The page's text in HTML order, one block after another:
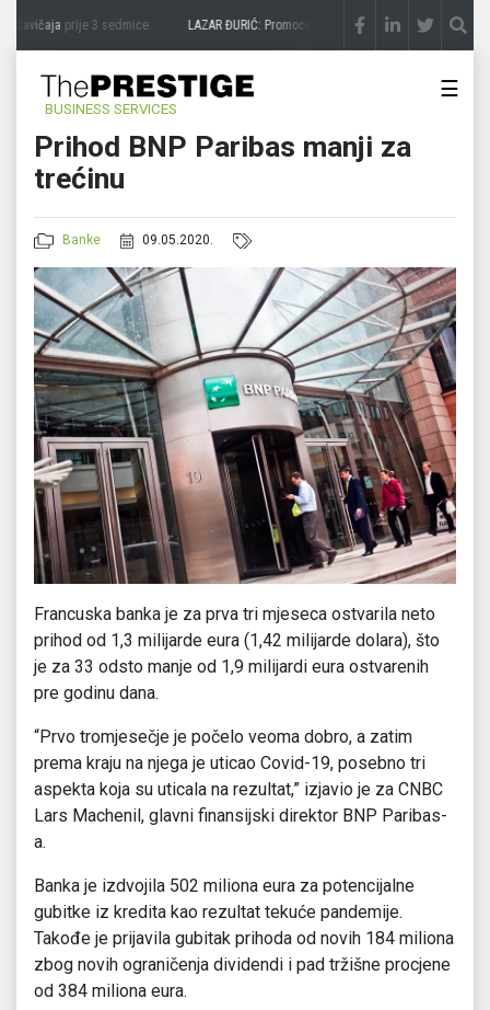
zavičajaprije 3 sedmice LAZAR ĐURIĆ: Promocija potencijal pretvara u destinaciju
BUSINESS SERVICES
☰
Prihod BNP Paribas manji za
trećinu
Banke 09.05.2020.
Francuska banka je za prva tri mjeseca ostvarila neto
prihod od 1,3 milijarde eura (1,42 milijarde dolara), što
je za 33 odsto manje od 1,9 milijardi eura ostvarenih
pre godinu dana.
“Prvo tromjesečje je počelo veoma dobro, a zatim
prema kraju na njega je uticao Covid-19, posebno tri
aspekta koja su uticala na rezultat,” izjavio je za CNBC
Lars Machenil, glavni finansijski direktor BNP Paribas-
a.
Banka je izdvojila 502 miliona eura za potencijalne
gubitke iz kredita kao rezultat tekuće pandemije.
Takođe je prijavila gubitak prihoda od novih 184 miliona
zbog novih ograničenja dividendi i pad tržišne procjene
od 384 miliona eura.